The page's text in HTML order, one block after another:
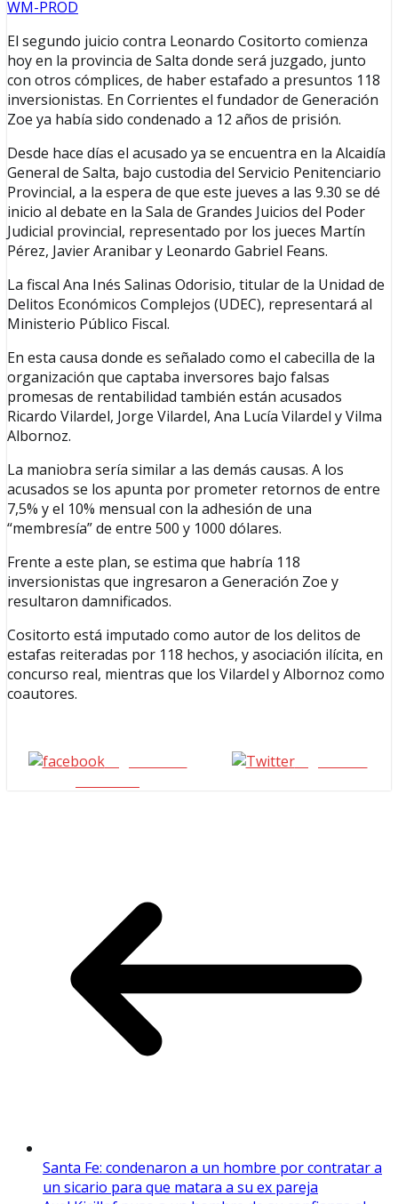
WM-PROD
El segundo juicio contra Leonardo Cositorto comienza
hoy en la provincia de Salta donde será juzgado, junto
con otros cómplices, de haber estafado a presuntos 118
inversionistas. En Corrientes el fundador de Generación
Zoe ya había sido condenado a 12 años de prisión.
Desde hace días el acusado ya se encuentra en la Alcaidía
General de Salta, bajo custodia del Servicio Penitenciario
Provincial, a la espera de que este jueves a las 9.30 se dé
inicio al debate en la Sala de Grandes Juicios del Poder
Judicial provincial, representado por los jueces Martín
Pérez, Javier Aranibar y Leonardo Gabriel Feans.
La fiscal Ana Inés Salinas Odorisio, titular de la Unidad de
Delitos Económicos Complejos (UDEC), representará al
Ministerio Público Fiscal.
En esta causa donde es señalado como el cabecilla de la
organización que captaba inversores bajo falsas
promesas de rentabilidad también están acusados
Ricardo Vilardel, Jorge Vilardel, Ana Lucía Vilardel y Vilma
Albornoz.
La maniobra sería similar a las demás causas. A los
acusados se los apunta por prometer retornos de entre
7,5% y el 10% mensual con la adhesión de una
“membresía” de entre 500 y 1000 dólares.
Frente a este plan, se estima que habría 118
inversionistas que ingresaron a Generación Zoe y
resultaron damnificados.
Cositorto está imputado como autor de los delitos de
estafas reiteradas por 118 hechos, y asociación ilícita, en
concurso real, mientras que los Vilardel y Albornoz como
coautores.
Seguinos en
seguinos X
Santa Fe: condenaron a un hombre por contratar a
un sicario para que matara a su ex pareja